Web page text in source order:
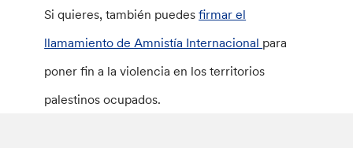
Si quieres, también puedesfirmar el
llamamiento de Amnistía Internacional para
poner fin a la violencia en los territorios
palestinos ocupados.